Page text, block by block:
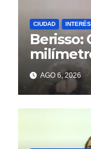
CIUDAD
Berisso:
sienten
AGO 6, 2026